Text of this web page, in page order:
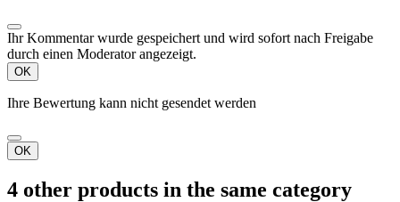
Ihr Kommentar wurde gespeichert und wird sofort nach Freigabe
durch einen Moderator angezeigt.
OK
Ihre Bewertung kann nicht gesendet werden
OK
4 other products in the same category